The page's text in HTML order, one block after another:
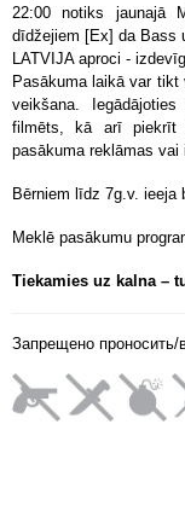
22:00 notiks jaunajā
dīdžejiem [Ex] da Bass
LATVIJA aproci -
Pasākuma laikā var
veikšana.
filmēts, kā arī piekrīt
pasākuma reklāmas
Bērniem līdz 7g.v. ieeja
Meklē pasākumu
Tiekamies uz kalna –
Запрещено проносить/